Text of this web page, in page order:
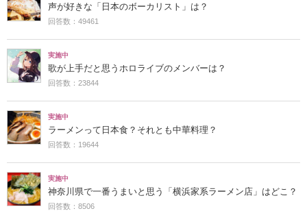
声が好きな「日本のボーカリスト」は？
回答数：49461
実施中
歌が上手だと思うホロライブのメンバーは？
回答数：23844
実施中
ラーメンって日本食？それとも中華料理？
回答数：19644
実施中
神奈川県で一番うまいと思う「横浜家系ラーメン店」はどこ？
回答数：8506